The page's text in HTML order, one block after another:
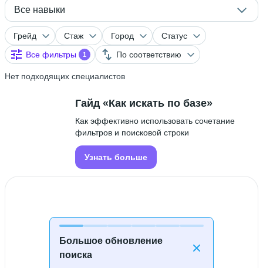
Все навыки
Грейд Стаж Город
Статус
Все фильтры
1 По соответствию
Нет подходящих специалистов
Большое обновление
поиска
Гайд «Как искать по базе»
Как эффективно использовать сочетание
фильтров и поисковой строки
Узнать больше